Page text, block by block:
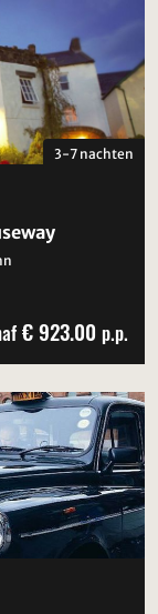
3-7 nachten
€ 923.00 p.p.